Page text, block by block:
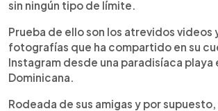
sin ningún tipo de límite.
Prueba de ello son los atrevidos videos
fotografías que ha compartido en su
Instagram desde una paradisíaca playa
Dominicana.
Rodeada de sus amigas y por